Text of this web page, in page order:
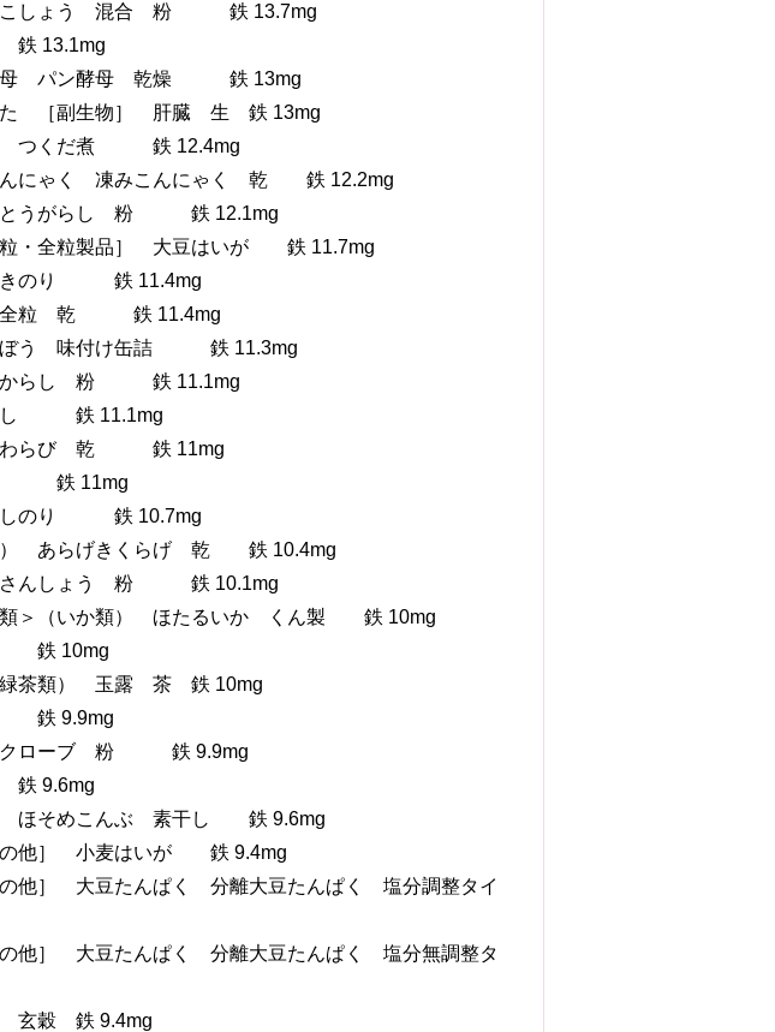
＞こしょう 混合 粉 鉄 13.7mg
13.1mg
酵母 パン酵母 乾燥 鉄 13mg
た ［副生物］ 肝臓 生 鉄 13mg
ぜ つくだ煮 鉄 12.4mg
んにゃく 凍みこんにゃく 乾 鉄 12.2mg
とうがらし 粉 鉄 12.1mg
・全粒製品］ 大豆はいが 鉄 11.7mg
きのり 鉄 11.4mg
全粒 乾 鉄 11.4mg
ぼう 味付け缶詰 鉄 11.3mg
＞からし 粉 鉄 11.1mg
し 鉄 11.1mg
わらび 乾 鉄 11mg
り 鉄 11mg
しのり 鉄 10.7mg
） あらげきくらげ 乾 鉄 10.4mg
さんしょう 粉 鉄 10.1mg
類＞（いか類） ほたるいか くん製 鉄 10mg
鉄 10mg
緑茶類） 玉露 茶 鉄 10mg
鉄 9.9mg
＞クローブ 粉 鉄 9.9mg
9.6mg
ほそめこんぶ 素干し 鉄 9.6mg
の他］ 小麦はいが 鉄 9.4mg
他］ 大豆たんぱく 分離大豆たんぱく 塩分調整タイ
他］ 大豆たんぱく 分離大豆たんぱく 塩分無調整タ
玄穀 鉄 9.4mg